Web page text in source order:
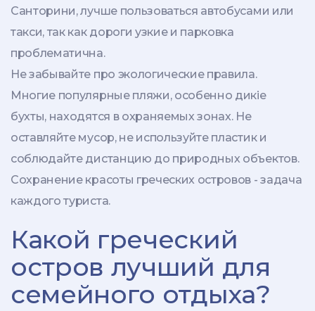
Санторини, лучше пользоваться автобусами или
такси, так как дороги узкие и парковка
проблематична.
Не забывайте про экологические правила.
Многие популярные пляжи, особенно дикie
бухты, находятся в охраняемых зонах. Не
оставляйте мусор, не используйте пластик и
соблюдайте дистанцию до природных объектов.
Сохранение красоты греческих островов - задача
каждого туриста.
Какой греческий
остров лучший для
семейного отдыха?